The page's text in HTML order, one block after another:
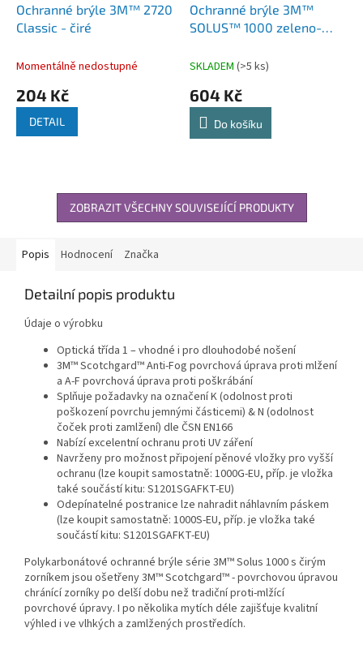
Ochranné brýle 3M™ 2720
Classic - čiré
Momentálně nedostupné
204 Kč
DETAIL
Ochranné brýle 3M™
SOLUS™ 1000 zeleno-
SKLADEM (>5 ks)
604 Kč
Do košíku
ZOBRAZIT VŠECHNY SOUVISEJÍCÍ PRODUKTY
Popis Hodnocení Značka
Detailní popis produktu
Údaje o výrobku
Optická třída 1 – vhodné i pro dlouhodobé nošení
3M™ Scotchgard™ Anti-Fog povrchová úprava proti mlžení
a A-F povrchová úprava proti poškrábání
Splňuje požadavky na označení K (odolnost proti
poškození povrchu jemnými částicemi) & N (odolnost
čoček proti zamlžení) dle ČSN EN166
Nabízí excelentní ochranu proti UV záření
Navrženy pro možnost připojení pěnové vložky pro vyšší
ochranu (lze koupit samostatně: 1000G-EU, příp. je vložka
také součástí kitu: S1201SGAFKT-EU)
Odepínatelné postranice lze nahradit náhlavním páskem
(lze koupit samostatně: 1000S-EU, příp. je vložka také
součástí kitu: S1201SGAFKT-EU)
Polykarbonátové ochranné brýle série 3M™ Solus 1000 s čirým
zorníkem jsou ošetřeny 3M™ Scotchgard™ - povrchovou úpravou
chránící zorníky po delší dobu než tradiční proti-mlžící
povrchové úpravy. I po několika mytích déle zajišťuje kvalitní
výhled i ve vlhkých a zamlžených prostředích.